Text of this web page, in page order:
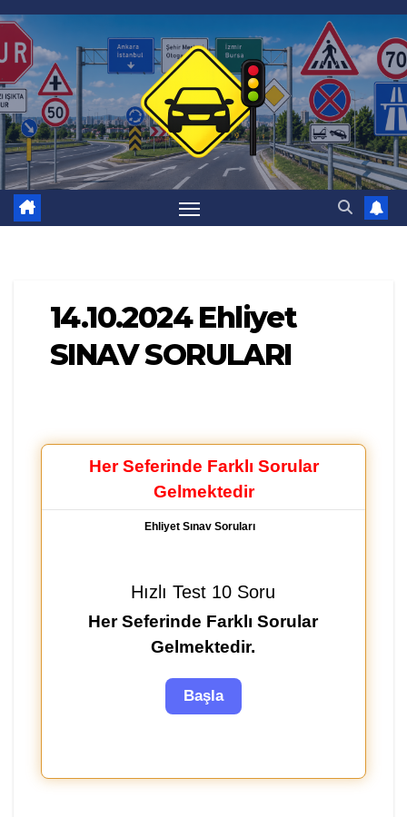
Skip
to
content
14.10.2024 Ehliyet
SINAV SORULARI
Her Seferinde Farklı Sorular
Gelmektedir
Ehliyet Sınav Soruları
Hızlı Test 10 Soru
Her Seferinde Farklı Sorular
Gelmektedir.